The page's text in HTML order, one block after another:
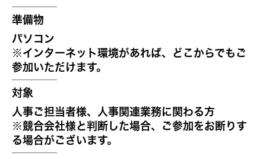
準備物
パソコン
※インターネット環境があれば、どこからでもご
参加いただけます。
対象
人事ご担当者様、人事関連業務に関わる方
※競合会社様と判断した場合、ご参加をお断りす
る場合がございます。